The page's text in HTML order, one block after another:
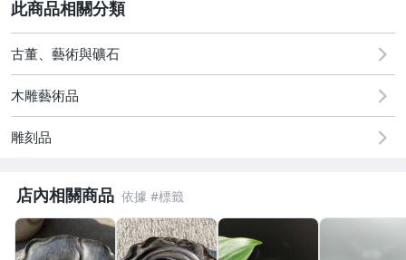
古董、藝術與礦石
居家、家具與園藝
女裝與服飾配件
古董、藝術與礦石
木雕藝術品
雕刻品
店內相關商品